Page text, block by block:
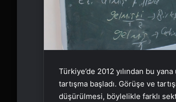
Türkiye’de 2012 yılından bu
tartışma başladı. Görüşe ve
düşürülmesi, böylelikle farklı